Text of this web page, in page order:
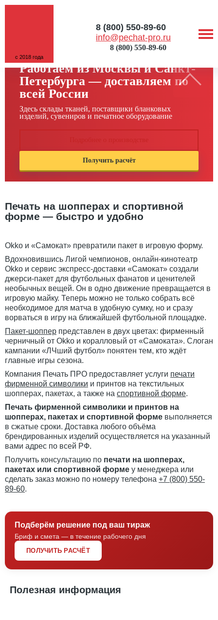
с 2018 года
info@pechat-pro.ru
8 (800) 550-89-60
8 (800) 550-89-60
Работаем из Москвы и Санкт-
Петербурга — доставляем по
всей России
Здесь склады тканей, поставщики бланковых
изделий, сувениров и печатное оборудование
Получить расчёт
Печать на шопперах и спортивной
форме — быстро и удобно
Okko и «Самокат» превратили пакет в игровую форму.
Вдохновившись Лигой чемпионов, онлайн-кинотеатр
Okko и сервис экспресс-доставки «Самокат» создали
джерси-пакет для футбольных фанатов и ценителей
необычных вещей. Он в одно движение превращается в
игровую майку. Теперь можно не только собрать всё
необходимое для матча в удобную сумку, но и сразу
ворваться в игру на ближайшей футбольной площадке.
Пакет-шоппер представлен в двух цветах: фирменный
черничный от Okko и коралловый от «Самоката». Слоган
кампании «ЛЧший футбол» понятен тем, кто ждёт
главные игры сезона.
Компания Печать ПРО предоставляет услуги печати
фирменной символики и принтов на текстильных
шопперах, пакетах, а также на спортивной форме.
Печать фирменной символики и принтов на
шопперах, пакетах и спортивной форме выполняется
в сжатые сроки. Доставка любого объёма
брендированных изделий осуществляется на указанный
вами адрес по всей РФ.
Получить консультацию по печати на шопперах,
пакетах или спортивной форме у менеджера или
сделать заказ можно по номеру телефона +7 (800) 550-
89-60.
Подберём решение под ваш тираж
Бриф и смета — в течение рабочего дня
ПОЛУЧИТЬ РАСЧЁТ
Полезная информация